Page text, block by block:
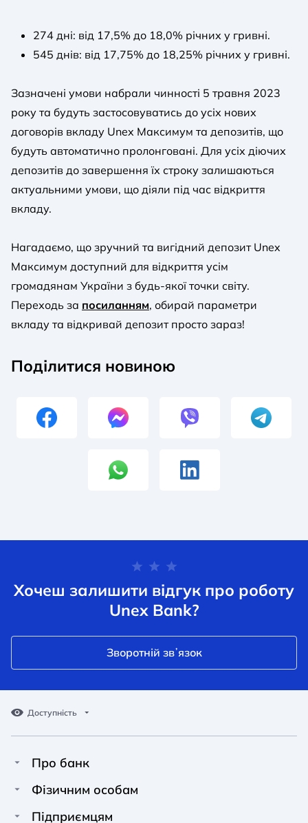
274 дні: від 17,5% до 18,0% річних у гривні.
545 днів: від 17,75% до 18,25% річних у гривні.
Зазначені умови набрали чинності 5 травня 2023
року та будуть застосовуватись до усіх нових
договорів вкладу Unex Максимум та депозитів, що
будуть автоматично пролонговані. Для усіх діючих
депозитів до завершення їх строку залишаються
актуальними умови, що діяли під час відкриття
вкладу.
Нагадаємо, що зручний та вигідний депозит Unex
Максимум доступний для відкриття усім
громадянам України з будь-якої точки світу.
Переходь за посиланням, обирай параметри
вкладу та відкривай депозит просто зараз!
Поділитися новиною
Хочеш залишити відгук про роботу
Unex Bank?
Зворотній звʼязок
Доступність
A A
Звичайний
A A
Середній
A A
Про банк
Про Unex Bank
Фізичним особам
Кредити
Підприємцям